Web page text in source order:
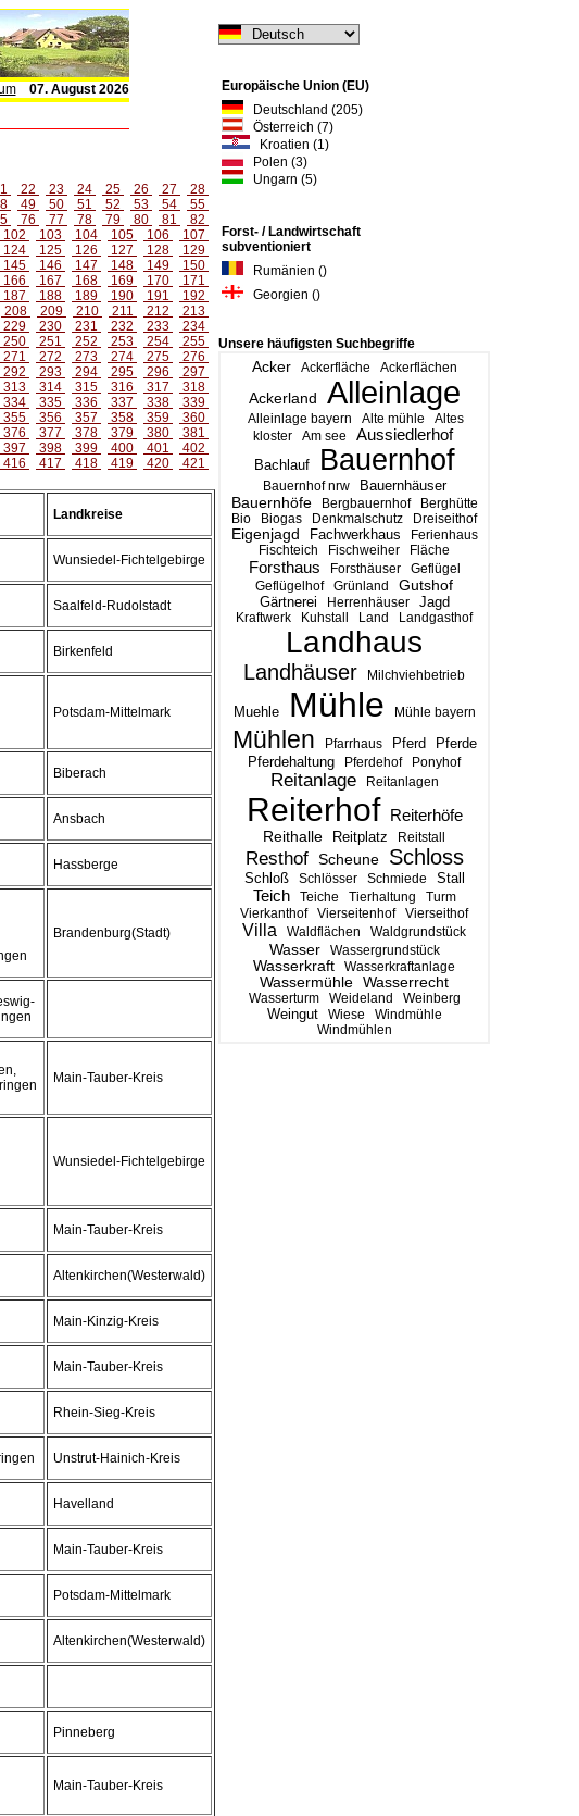
07. August 2026
Europäische Union (EU)
Deutschland (205)
Österreich (7)
Kroatien (1)
Polen (3)
Ungarn (5)
Forst- / Landwirtschaft
subventioniert
Rumänien ()
Georgien ()
Unsere häufigsten Suchbegriffe
Acker Ackerfläche Ackerflächen
Ackerland Alleinlage
Alleinlage bayern Alte mühle
Altes
kloster
Am see Aussiedlerhof
Bachlauf Bauernhof
Bauernhof nrw Bauernhäuser
Bauernhöfe Bergbauernhof
Berghütte
Bio
Biogas Denkmalschutz Dreiseithof
Eigenjagd Fachwerkhaus
Ferienhaus
Fischteich
Fischweiher Fläche
Forsthaus Forsthäuser
Geflügel
Geflügelhof
Grünland
Gutshof
Gärtnerei
Herrenhäuser Jagd
Kraftwerk Kuhstall Land Landgasthof
Landhaus
Landhäuser Milchviehbetrieb
Muehle Mühle Mühle bayern
Mühlen Pfarrhaus Pferd Pferde
Pferdehaltung Pferdehof Ponyhof
Reitanlage Reitanlagen
Reiterhof Reiterhöfe
Reithalle Reitplatz Reitstall
Resthof Scheune Schloss
Schloß Schlösser Schmiede Stall
Teich Teiche Tierhaltung
Turm
Vierkanthof
Vierseitenhof Vierseithof
Villa Waldflächen Waldgrundstück
Wasser Wassergrundstück
Wasserkraft Wasserkraftanlage
Wassermühle Wasserrecht
Wasserturm Weideland Weinberg
Weingut Wiese
Windmühle
Windmühlen
22 23 24 25 26 27
28
49 50 51 52 53 54
55
76 77 78 79 80 81
82
102 103 104 105 106
107
124 125 126 127 128
129
145 146 147 148 149
150
166 167 168 169 170
171
187 188 189 190 191
192
208 209 210 211 212
213
229 230 231 232 233
234
250 251 252 253 254
255
271 272 273 274 275
276
292 293 294 295 296
297
313 314 315 316 317
318
334 335 336 337 338
339
355 356 357 358 359
360
376 377 378 379 380
381
397 398 399 400 401
402
416 417 418 419 420 421
Landkreise
Wunsiedel-Fichtelgebirge
Saalfeld-Rudolstadt
Birkenfeld
Potsdam-Mittelmark
Biberach
Ansbach
Hassberge
Brandenburg(Stadt)
Main-Tauber-Kreis
Wunsiedel-Fichtelgebirge
Main-Tauber-Kreis
Altenkirchen(Westerwald)
Main-Kinzig-Kreis
Main-Tauber-Kreis
Rhein-Sieg-Kreis
Unstrut-Hainich-Kreis
Havelland
Main-Tauber-Kreis
Potsdam-Mittelmark
Altenkirchen(Westerwald)
Pinneberg
Main-Tauber-Kreis